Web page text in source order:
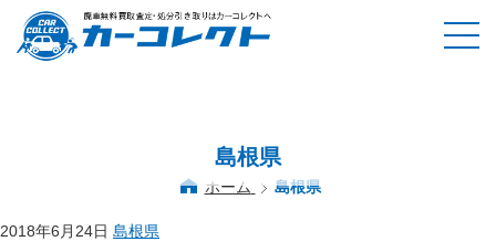
島根県
ホーム 島根県
2018年6月24日 島根県